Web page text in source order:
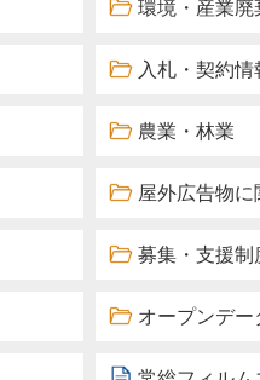
環境・産業廃
入札・契約情
農業・林業
屋外広告物に
募集・支援制
オープンデー